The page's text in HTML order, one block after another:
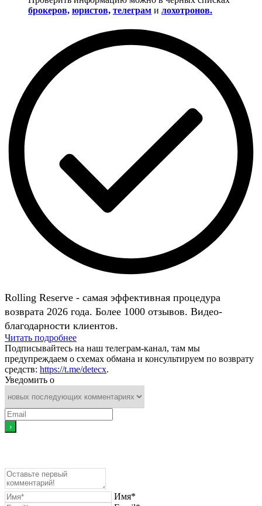
брокеров, юристов, телеграм и лохотронов.
Rolling Reserve - самая эффективная процедура
возврата 2026 года. Более 1000 отзывов. Видео-
благодарности клиентов.
Читать подробнее
Подписывайтесь на наш телеграм-канал, там мы
предупреждаем о схемах обмана и консультируем по возврату
средств: https://t.me/detecx.
Уведомить о
Имя*